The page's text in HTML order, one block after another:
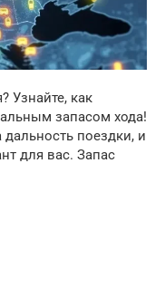
Узнайте, как
запасом хода!
поездки, и
для вас. Запас